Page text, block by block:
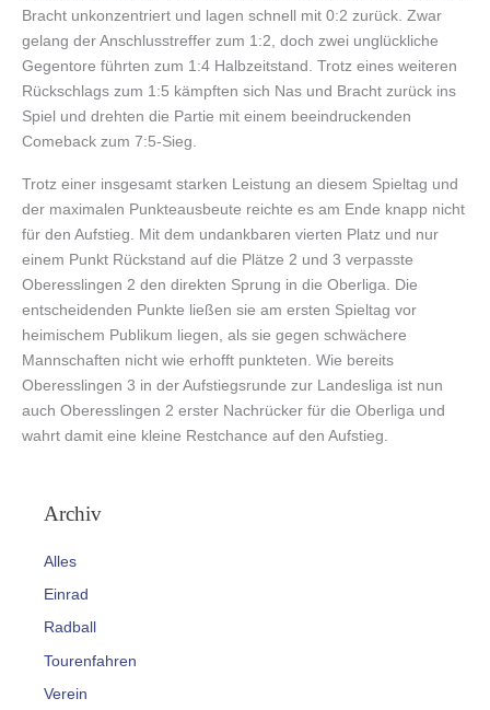
Bracht unkonzentriert und lagen schnell mit 0:2 zurück. Zwar
gelang der Anschlusstreffer zum 1:2, doch zwei unglückliche
Gegentore führten zum 1:4 Halbzeitstand. Trotz eines weiteren
Rückschlags zum 1:5 kämpften sich Nas und Bracht zurück ins
Spiel und drehten die Partie mit einem beeindruckenden
Comeback zum 7:5-Sieg.
Trotz einer insgesamt starken Leistung an diesem Spieltag und
der maximalen Punkteausbeute reichte es am Ende knapp nicht
für den Aufstieg. Mit dem undankbaren vierten Platz und nur
einem Punkt Rückstand auf die Plätze 2 und 3 verpasste
Oberesslingen 2 den direkten Sprung in die Oberliga. Die
entscheidenden Punkte ließen sie am ersten Spieltag vor
heimischem Publikum liegen, als sie gegen schwächere
Mannschaften nicht wie erhofft punkteten. Wie bereits
Oberesslingen 3 in der Aufstiegsrunde zur Landesliga ist nun
auch Oberesslingen 2 erster Nachrücker für die Oberliga und
wahrt damit eine kleine Restchance auf den Aufstieg.
Archiv
Alles
Einrad
Radball
Tourenfahren
Verein